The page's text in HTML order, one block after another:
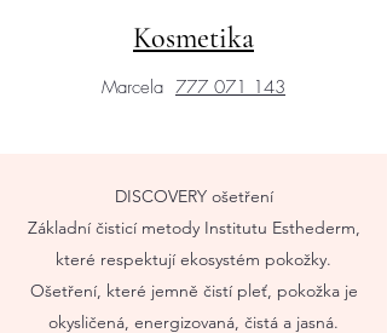
Kosmetika
Marcela 777 071 143
DISCOVERY ošetření
Základní čisticí metody Institutu Esthederm,
které respektují ekosystém pokožky.
Ošetření, které jemně čistí pleť, pokožka je
okysličená, energizovaná, čistá a jasná.